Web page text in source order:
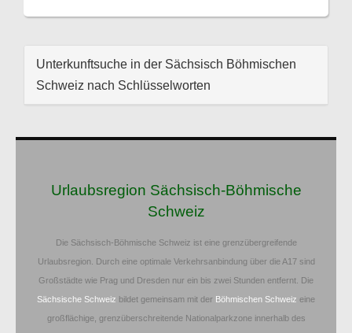
Unterkunftsuche in der Sächsisch Böhmischen
Schweiz nach Schlüsselworten
Urlaubsregion Sächsisch-Böhmische
Schweiz
Die Sächsisch-Böhmische Schweiz ist eine grenzübergreifende
Urlaubsregion. Durch eine optimale Verkehrsanbindung über die A17 sind
Großstädte wie Prag und Dresden nur ein bis zwei Stunden entfernt. Die
Sächsische Schweiz bildet gemeinsam mit der Böhmischen Schweiz eine
großflächige, grenzüberschreitende Nationalparkzone innerhalb des